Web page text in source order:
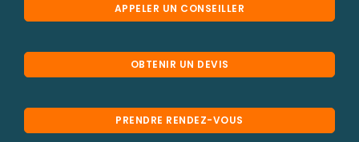
APPELER UN CONSEILLER
OBTENIR UN DEVIS
PRENDRE RENDEZ-VOUS